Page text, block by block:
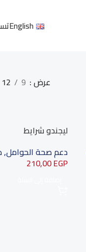
English
عرض 9
12
ليجندو شرايط
دعم صحة الحوامل,
210,00EGP